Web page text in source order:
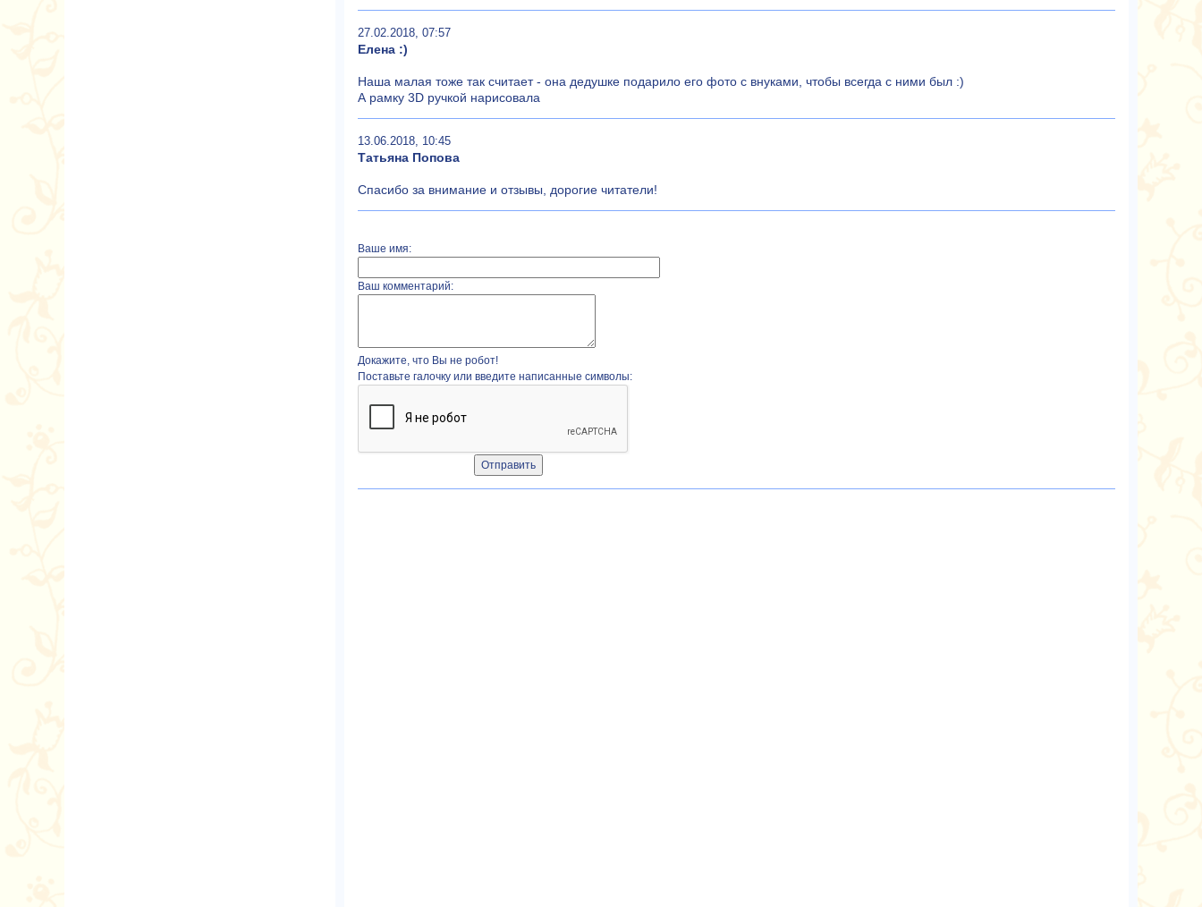
27.02.2018, 07:57
Елена :)
Наша малая тоже так считает - она дедушке подарило его фото с внуками, чтобы всегда с ними был :)
А рамку 3D ручкой нарисовала
13.06.2018, 10:45
Татьяна Попова
Спасибо за внимание и отзывы, дорогие читатели!
Ваше имя:
Ваш комментарий:
Докажите, что Вы не робот!
Поставьте галочку или введите написанные символы: